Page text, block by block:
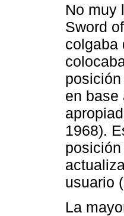
No muy
Sword
colgaba
en base
1968).
usuario
La